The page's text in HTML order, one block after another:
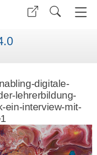
digitale-
lehrerbildung-
ein-interview-mit-